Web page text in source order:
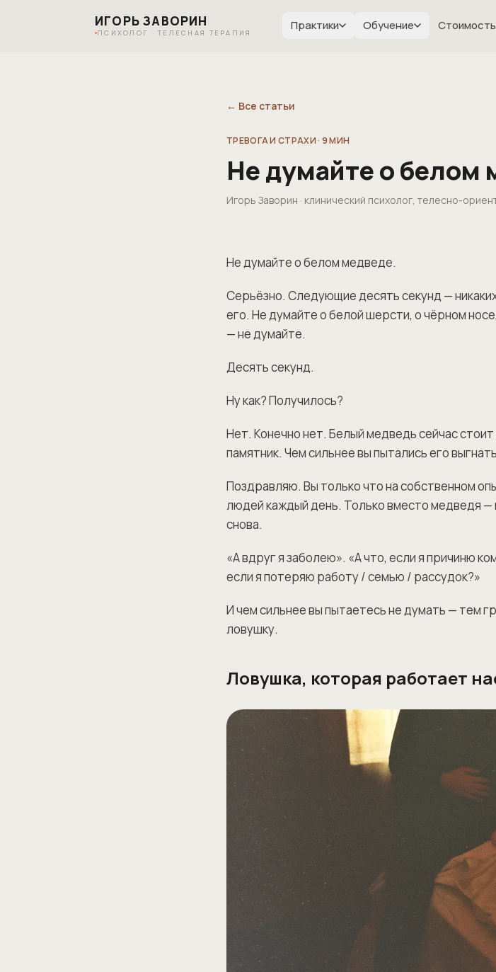
ИГОРЬ ЗАВОРИН
ПСИХОЛОГ · ТЕЛЕСНАЯ ТЕРАПИЯ
Практики Обучение Стоимость
← Все статьи
ТРЕВОГА И СТРАХИ· 9МИН
Не думайте о белом
Игорь Заворин · клинический психолог, телесно-
Не думайте о белом медведе.
Серьёзно. Следующие десять секунд —
его. Не думайте о белой шерсти, о чёрном
— не думайте.
Десять секунд.
Ну как? Получилось?
Нет. Конечно нет. Белый медведь сейчас
памятник. Чем сильнее вы пытались его
Поздравляю. Вы только что на собственном
людей каждый день. Только вместо медведя —
снова.
«А вдруг я заболею». «А что, если я причиню
если я потеряю работу / семью / рассудок?»
И чем сильнее вы пытаетесь не думать — тем
ловушку.
Ловушка, которая работает